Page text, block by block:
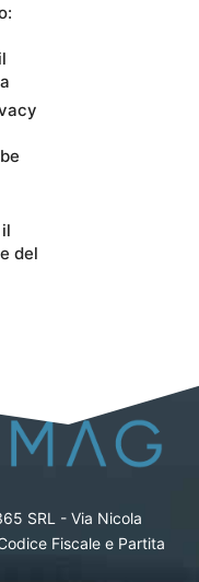
del
SRL - Via Nicola
Fiscale e Partita